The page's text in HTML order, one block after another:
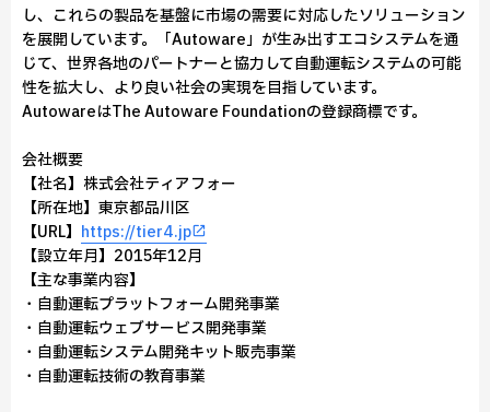
し、これらの製品を基盤に市場の需要に対応したソリューション
を展開しています。「Autoware」が生み出すエコシステムを通
じて、世界各地のパートナーと協力して自動運転システムの可能
性を拡大し、より良い社会の実現を目指しています。
AutowareはThe Autoware Foundationの登録商標です。
━━会社概要━━
【社名】株式会社ティアフォー
【所在地】東京都品川区
【URL】 https://tier4.jp
【設立年月】2015年12月
【主な事業内容】
・自動運転プラットフォーム開発事業
・自動運転ウェブサービス開発事業
・自動運転システム開発キット販売事業
・自動運転技術の教育事業